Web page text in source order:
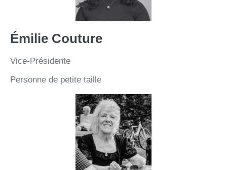
Émilie Couture
Vice-Présidente
Personne de petite taille